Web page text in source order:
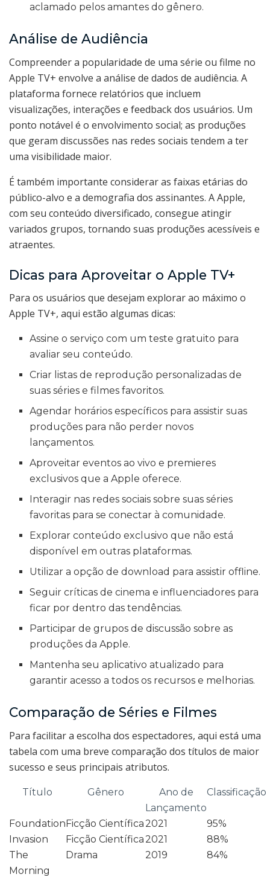
aclamado pelos amantes do gênero.
Análise de Audiência
Compreender a popularidade de uma série ou filme no
Apple TV+ envolve a análise de dados de audiência. A
plataforma fornece relatórios que incluem
visualizações, interações e feedback dos usuários. Um
ponto notável é o envolvimento social; as produções
que geram discussões nas redes sociais tendem a ter
uma visibilidade maior.
É também importante considerar as faixas etárias do
público-alvo e a demografia dos assinantes. A Apple,
com seu conteúdo diversificado, consegue atingir
variados grupos, tornando suas produções acessíveis e
atraentes.
Dicas para Aproveitar o Apple TV+
Para os usuários que desejam explorar ao máximo o
Apple TV+, aqui estão algumas dicas:
Assine o serviço com um teste gratuito para
avaliar seu conteúdo.
Criar listas de reprodução personalizadas de
suas séries e filmes favoritos.
Agendar horários específicos para assistir suas
produções para não perder novos
lançamentos.
Aproveitar eventos ao vivo e premieres
exclusivos que a Apple oferece.
Interagir nas redes sociais sobre suas séries
favoritas para se conectar à comunidade.
Explorar conteúdo exclusivo que não está
disponível em outras plataformas.
Utilizar a opção de download para assistir offline.
Seguir críticas de cinema e influenciadores para
ficar por dentro das tendências.
Participar de grupos de discussão sobre as
produções da Apple.
Mantenha seu aplicativo atualizado para
garantir acesso a todos os recursos e melhorias.
Comparação de Séries e Filmes
Para facilitar a escolha dos espectadores, aqui está uma
tabela com uma breve comparação dos títulos de maior
sucesso e seus principais atributos.
Título Gênero
Ano de
Lançamento
Classificação
Foundation Ficção Científica2021
95%
Invasion
Ficção Científica2021
88%
The
Morning
Drama 2019 84%